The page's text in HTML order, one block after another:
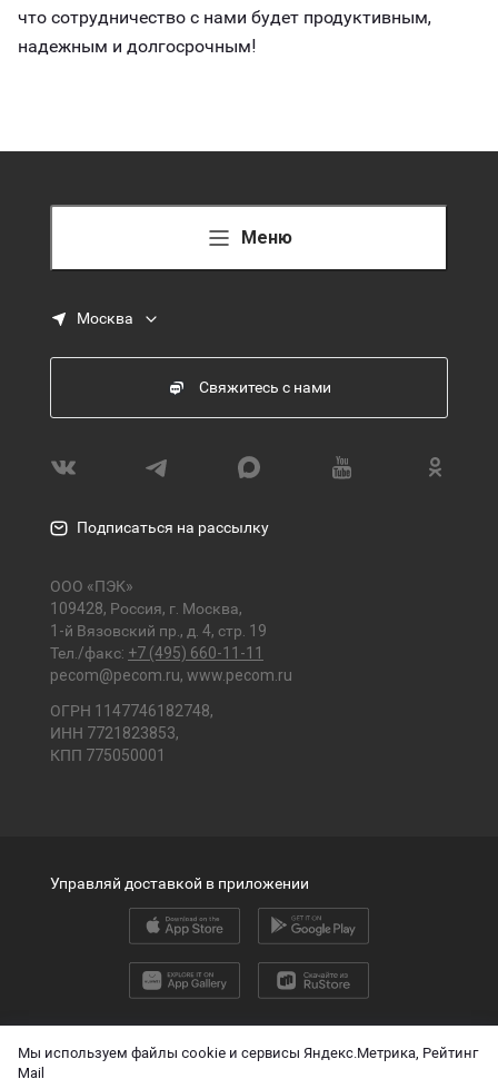
Мы используем файлы cookie и сервисы Яндекс.Метрика, Рейтинг
Mail
что сотрудничество с нами будет продуктивным,
надежным и долгосрочным!
Меню
Москва
Свяжитесь с нами
Подписаться на рассылку
ООО «ПЭК»
109428, Россия, г. Москва,
1-й Вязовский пр., д. 4, стр. 19
Тел./факс: +7 (495) 660-11-11
pecom@pecom.ru, www.pecom.ru
ОГРН 1147746182748,
ИНН 7721823853,
КПП 775050001
2026 © ООО «ПЭК»
Управляй доставкой в приложении